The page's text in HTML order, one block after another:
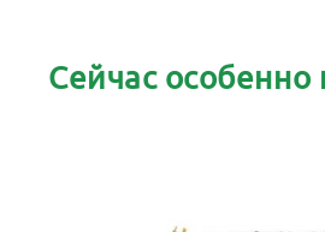
Сейчас особенно